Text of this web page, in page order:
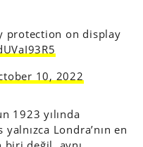
protection on display
10, 2022
1923 yılında
Londra’nın en